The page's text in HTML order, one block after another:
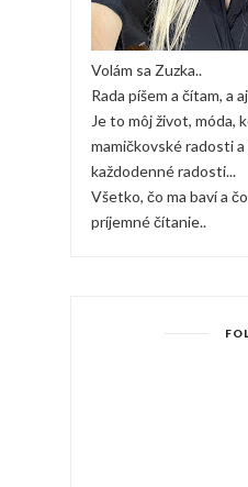
Volám sa Zuzka..
Rada píšem a čítam, a
Je to môj život, móda,
mamičkovské radosti
každodenné radosti...
Všetko, čo ma baví a
príjemné čítanie..